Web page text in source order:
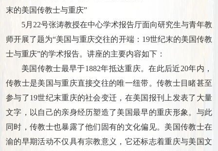
末的美国传教士与重庆”
5月22号张涛教授在中心学术报告厅面向研究生与青年教
师开展了题为“美国与重庆交往的开端：19世纪末的美国传教
士与重庆”的学术报告。讲座的主要内容如下：
美国传教士最早于1882年抵达重庆。在此后近20年内，
传教士是美国与重庆直接交往的唯一纽带。传教士目睹甚至
参与了19世纪末重庆的社会变迁，在美国报刊上发表了大量
文字，以自己的亲身经历塑造了美国最早的重庆形象。与此
同时，传教士也暴露了他们固有的文化偏见。美国传教士在
渝的早期活动不仅具有宗教意义，它还标志着重庆与美国文